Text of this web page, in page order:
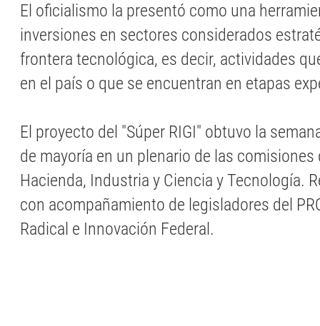
El oficialismo la presentó como una
inversiones en sectores considerados
frontera tecnológica, es decir, actividades
en el país o que se encuentran en etapas
El proyecto del "Súper RIGI" obtuvo la
de mayoría en un plenario de las
Hacienda, Industria y Ciencia y Tecnología.
con acompañamiento de legisladores del
Radical e Innovación Federal.